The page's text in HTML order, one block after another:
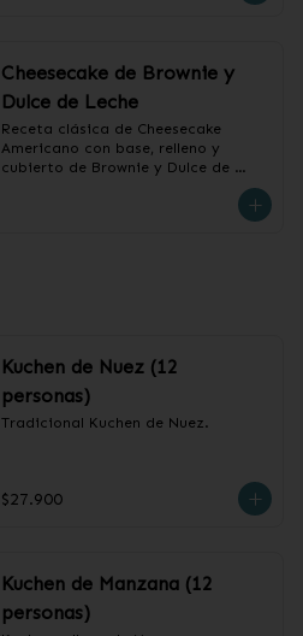
Cheesecake de Brownie y
Dulce de Leche
Receta clásica de Cheesecake
Americano con base, relleno y
cubierto de Brownie y Dulce de
Kuchen de Nuez (12
personas)
Tradicional Kuchen de Nuez.
$27.900
Kuchen de Manzana (12
personas)